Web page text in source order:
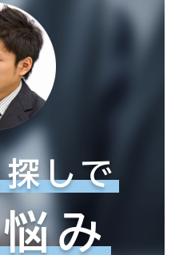
探しで
み